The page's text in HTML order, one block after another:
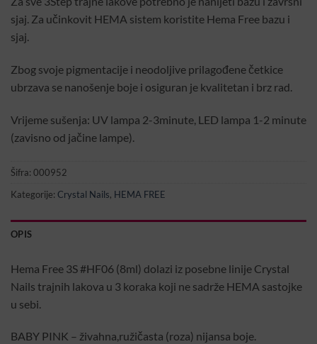
sjaj. Za učinkovit HEMA sistem koristite Hema Free bazu i
sjaj.
Zbog svoje pigmentacije i neodoljive prilagođene četkice
ubrzava se nanošenje boje i osiguran je kvalitetan i brz rad.
Vrijeme sušenja: UV lampa 2-3minute, LED lampa 1-2 minute
(zavisno od jačine lampe).
Šifra: 000952
Kategorije: Crystal Nails, HEMA FREE
OPIS
Hema Free 3S #HF06 (8ml) dolazi iz posebne linije Crystal
Nails trajnih lakova u 3 koraka koji ne sadrže HEMA sastojke
u sebi.
BABY PINK – živahna,ružičasta (roza) nijansa boje.